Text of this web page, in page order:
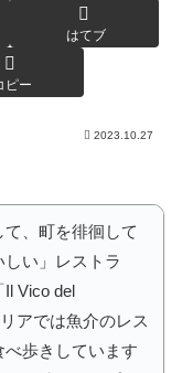
はてブ
ピー
2023.10.27
、町を徘徊して
しい」レストラ
Vico del
アでは魚介のレス
べ歩きしています